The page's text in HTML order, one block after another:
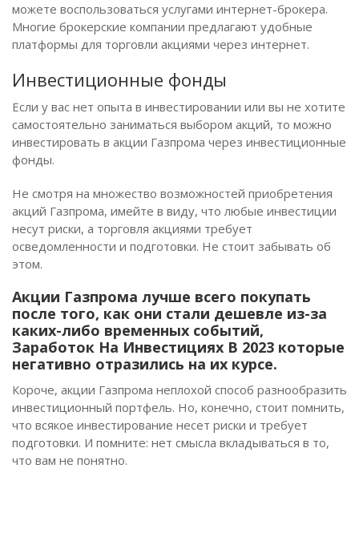
можете воспользоваться услугами интернет-брокера.
Многие брокерские компании предлагают удобные
платформы для торговли акциями через интернет.
Инвестиционные фонды
Если у вас нет опыта в инвестировании или вы не хотите
самостоятельно заниматься выбором акций, то можно
инвестировать в акции Газпрома через инвестиционные
фонды.
Не смотря на множество возможностей приобретения
акций Газпрома, имейте в виду, что любые инвестиции
несут риски, а торговля акциями требует
осведомленности и подготовки. Не стоит забывать об
этом.
Акции Газпрома лучше всего покупать
после того, как они стали дешевле из-за
каких-либо временных событий,
Заработок На Инвестициях В 2023 которые
негативно отразились на их курсе.
Короче, акции Газпрома неплохой способ разнообразить
инвестиционный портфель. Но, конечно, стоит помнить,
что всякое инвестирование несет риски и требует
подготовки. И помните: нет смысла вкладываться в то,
что вам не понятно.